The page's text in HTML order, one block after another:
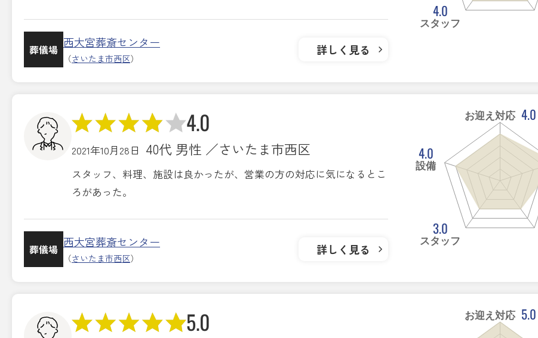
葬儀場 西大宮葬斎センター
（さいたま市西区）
詳しく見る
4.0
スタッフ
4.0
2021年10月28日 40代 男性 ／さいたま市西区
スタッフ、料理、施設は良かったが、営業の方の対応に気になるとこ
ろがあった。
葬儀場 西大宮葬斎センター
（さいたま市西区）
詳しく見る
お迎え対応 4.0
3.0
スタッフ
4.0
設備
5.0 お迎え対応 5.0